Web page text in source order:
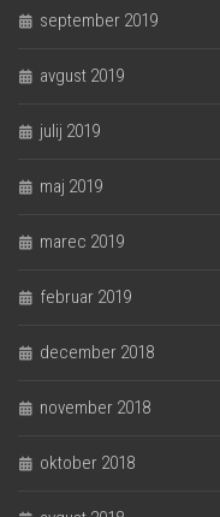
september 2019
avgust 2019
julij 2019
maj 2019
marec 2019
februar 2019
december 2018
november 2018
oktober 2018